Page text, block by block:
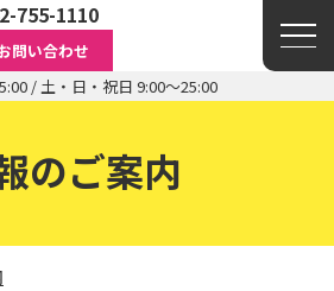
/ 土・日・祝日 9:00〜25:00
755-1110
問い合わせ
のご案内